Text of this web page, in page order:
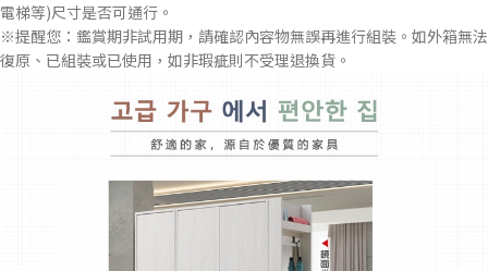
電梯等)尺寸是否可通行。
※提醒您：鑑賞期非試用期，請確認內容物無誤再進行組裝。如外箱無法
復原、已組裝或已使用，如非瑕疵則不受理退換貨。